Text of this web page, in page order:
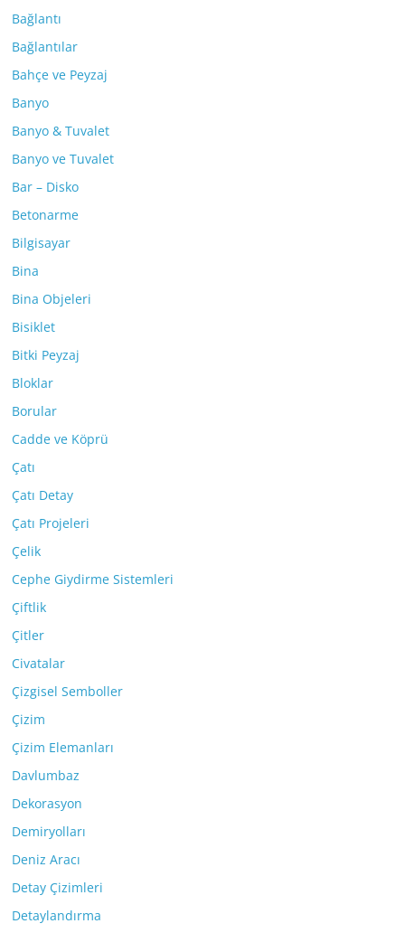
Bağlantı
Bağlantılar
Bahçe ve Peyzaj
Banyo
Banyo & Tuvalet
Banyo ve Tuvalet
Bar – Disko
Betonarme
Bilgisayar
Bina
Bina Objeleri
Bisiklet
Bitki Peyzaj
Bloklar
Borular
Cadde ve Köprü
Çatı
Çatı Detay
Çatı Projeleri
Çelik
Cephe Giydirme Sistemleri
Çiftlik
Çitler
Civatalar
Çizgisel Semboller
Çizim
Çizim Elemanları
Davlumbaz
Dekorasyon
Demiryolları
Deniz Aracı
Detay Çizimleri
Detaylandırma